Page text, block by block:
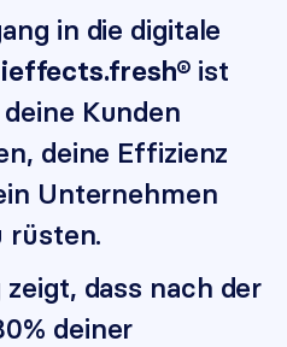
in die digitale
ieffects.fresh® ist
Kunden
deine Effizienz
Unternehmen
rüsten.
dass nach der
deiner